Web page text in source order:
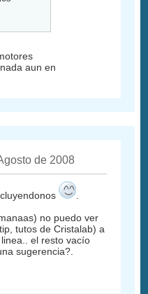
aun en
de 2008
no puedo ver
tutos de Cristalab) a
el resto vacío
sugerencia?.